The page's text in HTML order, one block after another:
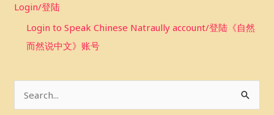
Login/登陆
Login to Speak Chinese Natraully account/登陆《自然
而然说中文》账号